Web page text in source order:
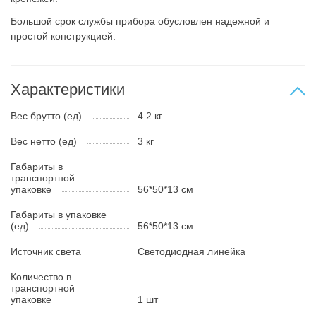
Большой срок службы прибора обусловлен надежной и
простой конструкцией.
Характеристики
Вес брутто (ед) 4.2 кг
Вес нетто (ед) 3 кг
Габариты в
транспортной
упаковке
56*50*13 см
Габариты в упаковке
(ед)
56*50*13 см
Источник света Светодиодная линейка
Количество в
транспортной
упаковке
1 шт